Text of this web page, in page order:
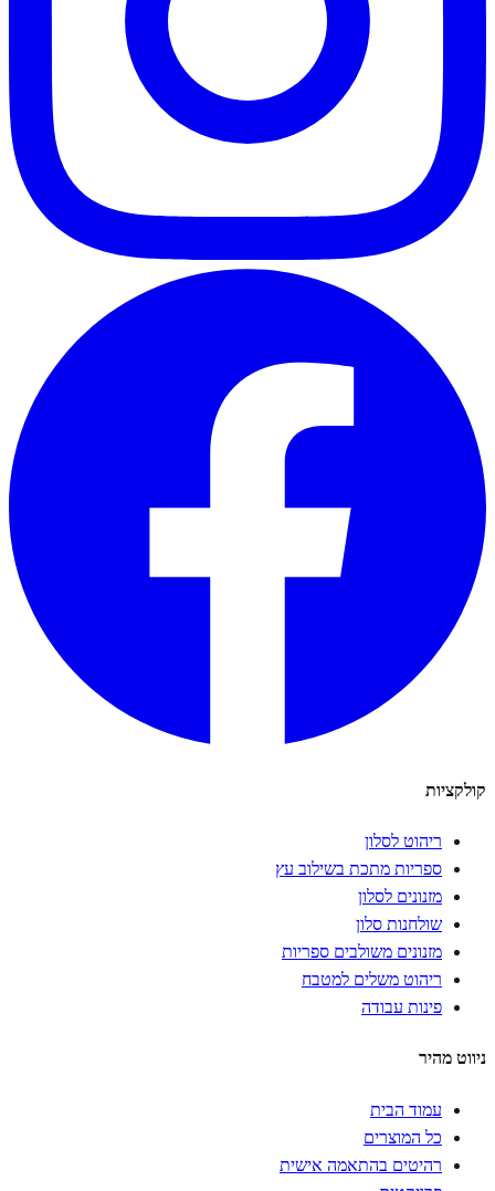
קולקציות
ריהוט לסלון
ספריות מתכת בשילוב עץ
מזנונים לסלון
שולחנות סלון
מזנונים משולבים ספריות
ריהוט משלים למטבח
פינות עבודה
ניווט מהיר
עמוד הבית
כל המוצרים
רהיטים בהתאמה אישית